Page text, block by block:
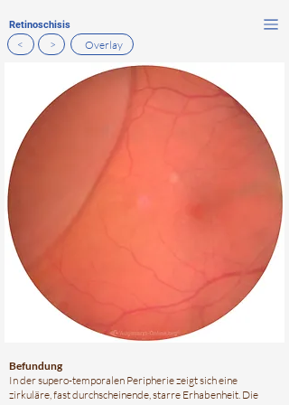
Retinoschisis
< > Overlay
Befundung
In der supero-temporalen Peripherie zeigt sich eine
zirkuläre, fast durchscheinende, starre Erhabenheit. Die